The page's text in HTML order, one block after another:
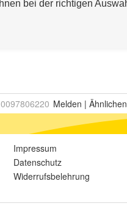
0097806220 Melden | Ähnlichen
Impressum
Datenschutz
Widerrufsbelehrung